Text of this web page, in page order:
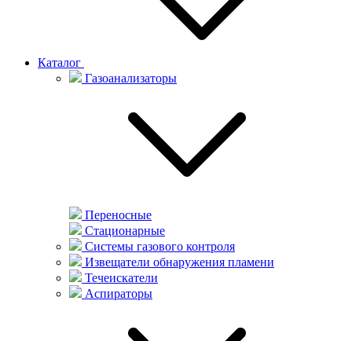
Каталог
Газоанализаторы
Переносные
Стационарные
Системы газового контроля
Извещатели обнаружения пламени
Течеискатели
Аспираторы